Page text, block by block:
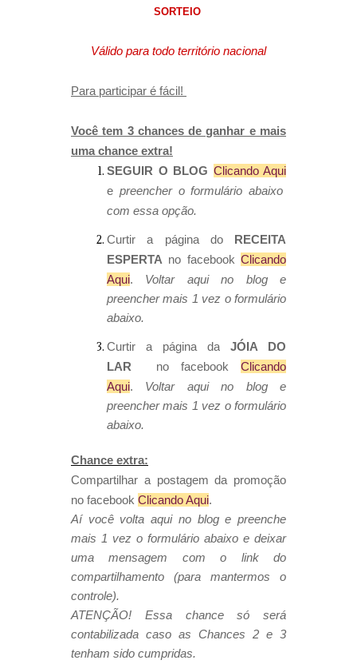
SORTEIO
Válido para todo território nacional
Para participar é fácil!
Você tem 3 chances de ganhar e mais
uma chance extra!
SEGUIR O BLOG Clicando Aqui
e preencher o formulário abaixo
com essa opção.
Curtir a página doRECEITA
ESPERTA no facebook Clicando
Aqui. Voltar aqui no blog e
preencher mais 1 vez o formulário
abaixo.
Curtir a página da JÓIA DO
LAR
no facebook Clicando
Aqui. Voltar aqui no blog e
preencher mais 1 vez o formulário
abaixo.
Chance extra:
Compartilhar a postagem da promoção
no facebook Clicando Aqui.
Aí você volta aqui no blog e preenche
mais 1 vez o formulário abaixo e deixar
uma mensagem com o link do
compartilhamento (para mantermos o
controle).
ATENÇÃO! Essa chance só será
contabilizada caso as Chances 2 e 3
tenham sido cumpridas.